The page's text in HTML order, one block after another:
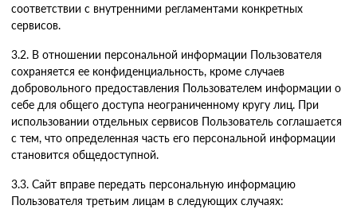
соответствии с внутренними регламентами конкретных
сервисов.
3.2. В отношении персональной информации Пользователя
сохраняется ее конфиденциальность, кроме случаев
добровольного предоставления Пользователем информации о
себе для общего доступа неограниченному кругу лиц. При
использовании отдельных сервисов Пользователь соглашается
с тем, что определенная часть его персональной информации
становится общедоступной.
3.3. Сайт вправе передать персональную информацию
Пользователя третьим лицам в следующих случаях: